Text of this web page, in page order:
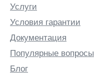
Белово
Белозерск
Белорецк
Белореченск
Березники
Услуги
Условия гарантии
Документация
Популярные вопросы
Блог